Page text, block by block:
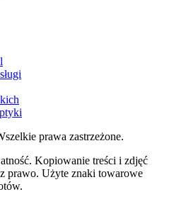
prawa zastrzeżone.
Kopiowanie treści i zdjęć
prawo. Użyte znaki towarowe